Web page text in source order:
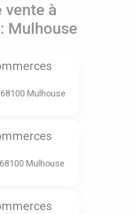
vente à
Mulhouse
Mulhouse
Mulhouse